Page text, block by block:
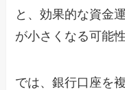
と、効果的な資金
が小さくなる可能
では、銀行口座を